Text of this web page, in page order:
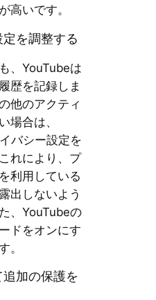
高いです。
を調整する
、YouTubeは
歴を記録しま
他のアクティ
場合は、
バシー設定を
れにより、プ
利用している
出しないよう
、YouTubeの
ドをオンにす
。
加の保護を